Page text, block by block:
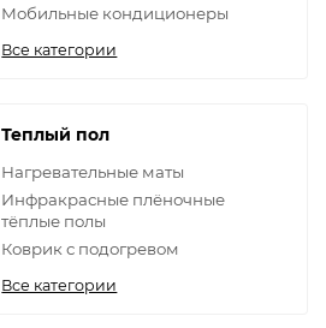
Мобильные кондиционеры
Все категории
Теплый пол
Нагревательные маты
Инфракрасные плёночные
тёплые полы
Коврик с подогревом
Все категории